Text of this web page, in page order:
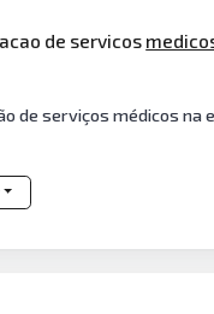
de servicos
de serviços médicos na